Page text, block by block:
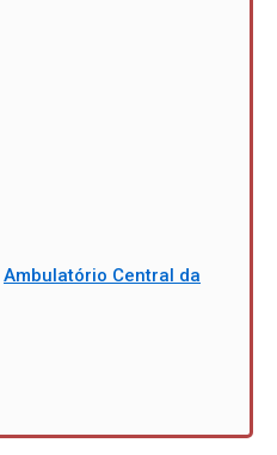
Ambulatório Central da